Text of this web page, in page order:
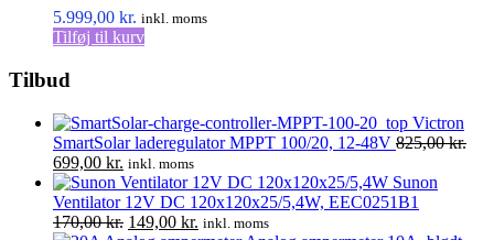
5.999,00 kr. inkl. moms
Tilføj til kurv
Tilbud
Victron
SmartSolar laderegulator MPPT 100/20, 12-48V 825,00kr.
Den
oprindelige
pris
var:
699,00 kr. Den
aktuelle
pris
er:
inkl. moms
Sunon
Ventilator 12V DC 120x120x25/5,4W, EEC0251B1
170,00kr. Den
149,00 kr. Den
inkl. moms